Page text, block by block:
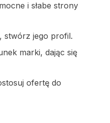
i słabe strony
stwórz jego profil.
marki, dając się
ofertę do